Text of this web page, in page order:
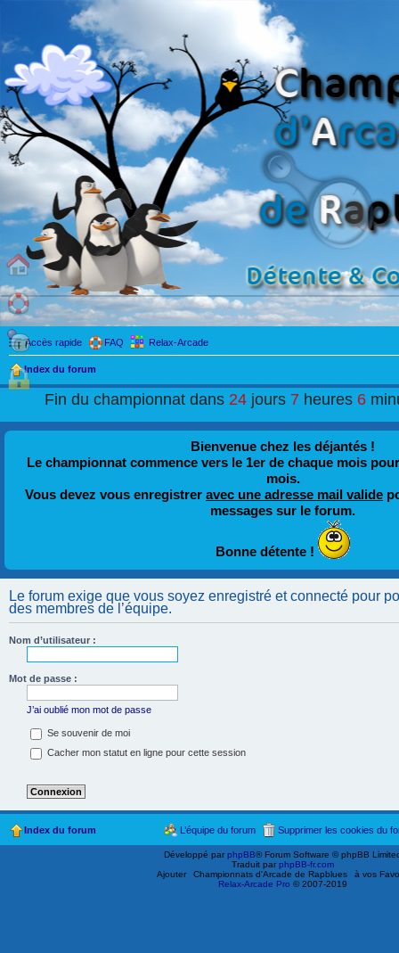
Accès rapide FAQ Relax-Arcade
Index du forum
Fin du championnat dans24 jours7 heures6
Bienvenue chez les déjantés !
Le championnat commence vers le 1er de chaque mois
mois.
Vous devez vous enregistrer avec une adresse mail valide
messages sur le forum.
Bonne détente !
Le forum exige que vous soyez enregistré et connecté pour
des membres de l’équipe.
Nom d’utilisateur :
Mot de passe :
J’ai oublié mon mot de passe
Se souvenir de moi
Cacher mon statut en ligne pour cette session
Index du forum Supprimer les cookies du
L’équipe du forum
Développé parphpBB® Forum Software © phpBB
Traduit parphpBB-fr.com
Ajouter
Championnats d'Arcade de Rapblues
à vos
Relax-Arcade Pro © 2007-2019